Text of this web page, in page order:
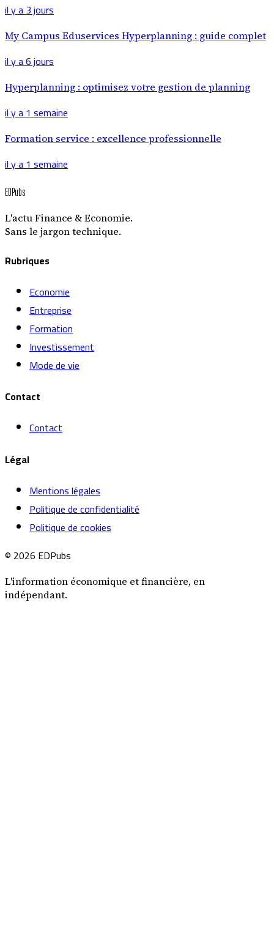
il y a 3 jours
My Campus Eduservices Hyperplanning : guide complet
il y a 6 jours
Hyperplanning : optimisez votre gestion de planning
il y a 1 semaine
Formation service : excellence professionnelle
il y a 1 semaine
EDPubs
L'actu Finance & Economie.
Sans le jargon technique.
Rubriques
Economie
Entreprise
Formation
Investissement
Mode de vie
Contact
Contact
Légal
Mentions légales
Politique de confidentialité
Politique de cookies
© 2026 EDPubs
L'information économique et financière, en
indépendant.